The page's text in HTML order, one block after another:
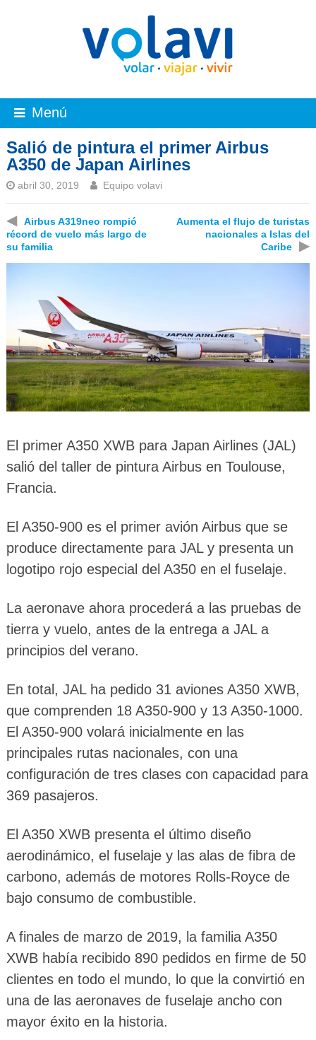
Menú
Salió de pintura el primer Airbus
A350 de Japan Airlines
abril 30, 2019 Equipo volavi
◀
Airbus A319neo rompió
récord de vuelo más largo de
su familia
Aumenta el flujo de turistas
nacionales a Islas del
Caribe
▶
El primer A350 XWB para Japan Airlines (JAL)
salió del taller de pintura Airbus en Toulouse,
Francia.
El A350-900 es el primer avión Airbus que se
produce directamente para JAL y presenta un
logotipo rojo especial del A350 en el fuselaje.
La aeronave ahora procederá a las pruebas de
tierra y vuelo, antes de la entrega a JAL a
principios del verano.
En total, JAL ha pedido 31 aviones A350 XWB,
que comprenden 18 A350-900 y 13 A350-1000.
El A350-900 volará inicialmente en las
principales rutas nacionales, con una
configuración de tres clases con capacidad para
369 pasajeros.
El A350 XWB presenta el último diseño
aerodinámico, el fuselaje y las alas de fibra de
carbono, además de motores Rolls-Royce de
bajo consumo de combustible.
A finales de marzo de 2019, la familia A350
XWB había recibido 890 pedidos en firme de 50
clientes en todo el mundo, lo que la convirtió en
una de las aeronaves de fuselaje ancho con
mayor éxito en la historia.